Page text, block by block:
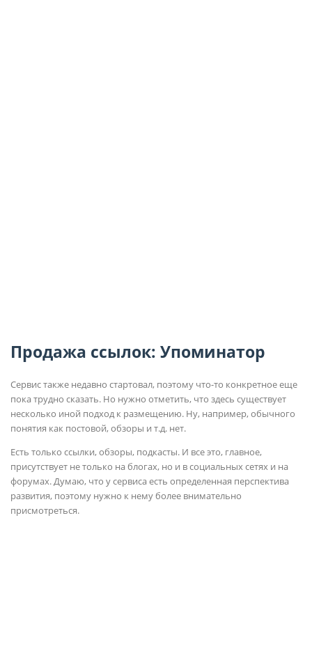
Продажа ссылок: Упоминатор
Сервис также недавно стартовал, поэтому что-то конкретное еще
пока трудно сказать. Но нужно отметить, что здесь существует
несколько иной подход к размещению. Ну, например, обычного
понятия как постовой, обзоры и т.д. нет.
Есть только ссылки, обзоры, подкасты. И все это, главное,
присутствует не только на блогах, но и в социальных сетях и на
форумах. Думаю, что у сервиса есть определенная перспектива
развития, поэтому нужно к нему более внимательно
присмотреться.